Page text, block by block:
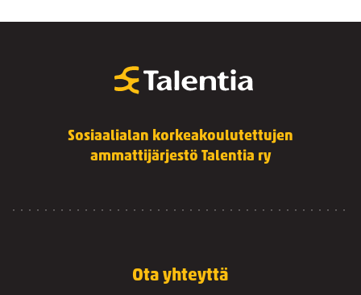
Sosiaalialan korkeakoulutettujen
ammattijärjestö Talentia ry
Ota yhteyttä